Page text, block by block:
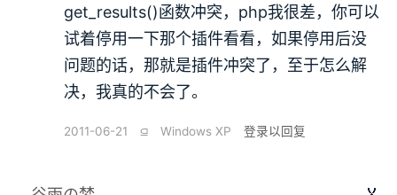
get_results()函数冲突，php我很差，你可以
试着停用一下那个插件看看，如果停用后没
问题的话，那就是插件冲突了，至于怎么解
决，我真的不会了。
2011-06-21 ⫑ Windows XP 登录以回复